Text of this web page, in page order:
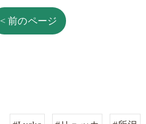
< 前のページ